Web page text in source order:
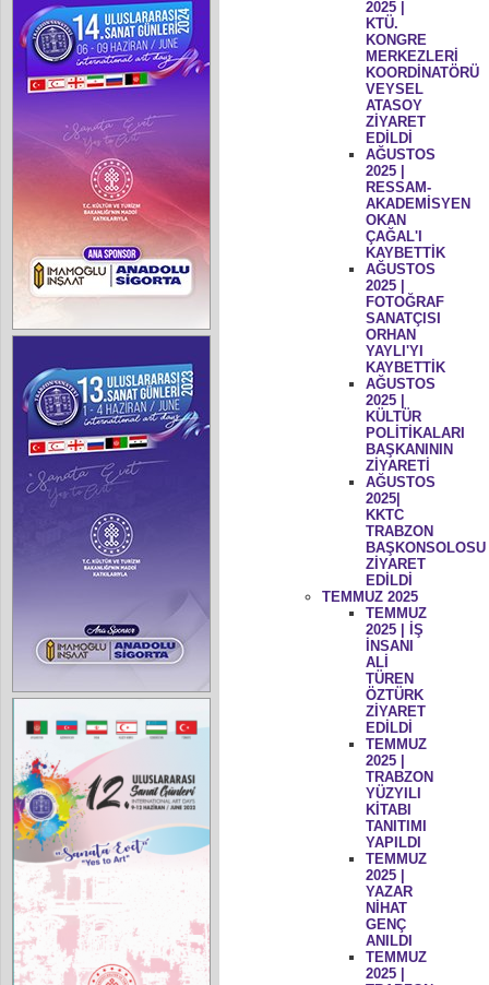
2025 |
KTÜ.
KONGRE
MERKEZLERİ
KOORDİNATÖRÜ
VEYSEL
ATASOY
ZİYARET
EDİLDİ
AĞUSTOS
2025 |
RESSAM-
AKADEMİSYEN
OKAN
ÇAĞAL'I
KAYBETTİK
AĞUSTOS
2025 |
FOTOĞRAF
SANATÇISI
ORHAN
YAYLI'YI
KAYBETTİK
AĞUSTOS
2025 |
KÜLTÜR
POLİTİKALARI
BAŞKANININ
ZİYARETİ
AĞUSTOS
2025|
KKTC
TRABZON
BAŞKONSOLOSU
ZİYARET
EDİLDİ
TEMMUZ 2025
TEMMUZ
2025 | İŞ
İNSANI
ALİ
TÜREN
ÖZTÜRK
ZİYARET
EDİLDİ
TEMMUZ
2025 |
TRABZON
YÜZYILI
KİTABI
TANITIMI
YAPILDI
TEMMUZ
2025 |
YAZAR
NİHAT
GENÇ
ANILDI
TEMMUZ
2025 |